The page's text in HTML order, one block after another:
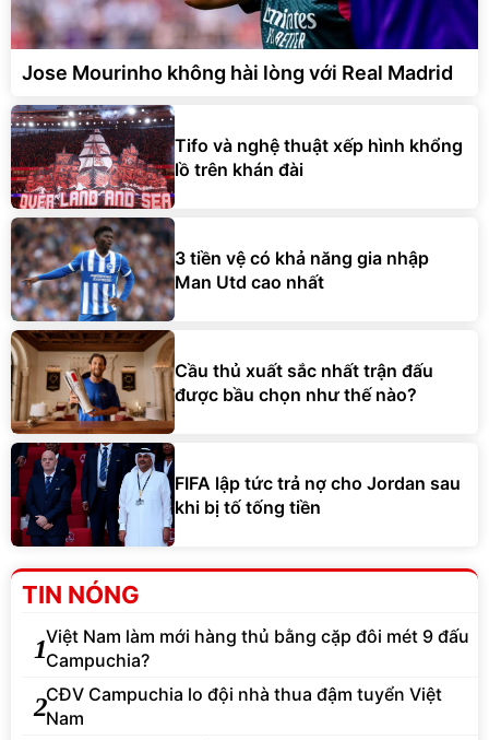
Jose Mourinho không hài lòng với Real Madrid
Tifo và nghệ thuật xếp hình khổng
lồ trên khán đài
3 tiền vệ có khả năng gia nhập
Man Utd cao nhất
Cầu thủ xuất sắc nhất trận đấu
được bầu chọn như thế nào?
FIFA lập tức trả nợ cho Jordan sau
khi bị tố tống tiền
TIN NÓNG
1Việt Nam làm mới hàng thủ bằng cặp đôi mét 9 đấu
Campuchia?
2CĐV Campuchia lo đội nhà thua đậm tuyển Việt
Nam